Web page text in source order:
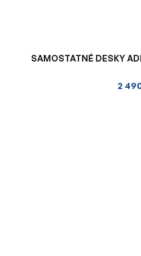
SAMOSTATNÉ DESKY
2